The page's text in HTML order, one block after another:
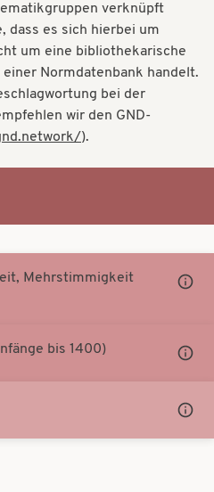
verknüpft
dass es sich hierbei um
um eine bibliothekarische
Normdatenbank handelt.
bei der
wir den GND-
).
Mehrstimmigkeit
bis 1400)